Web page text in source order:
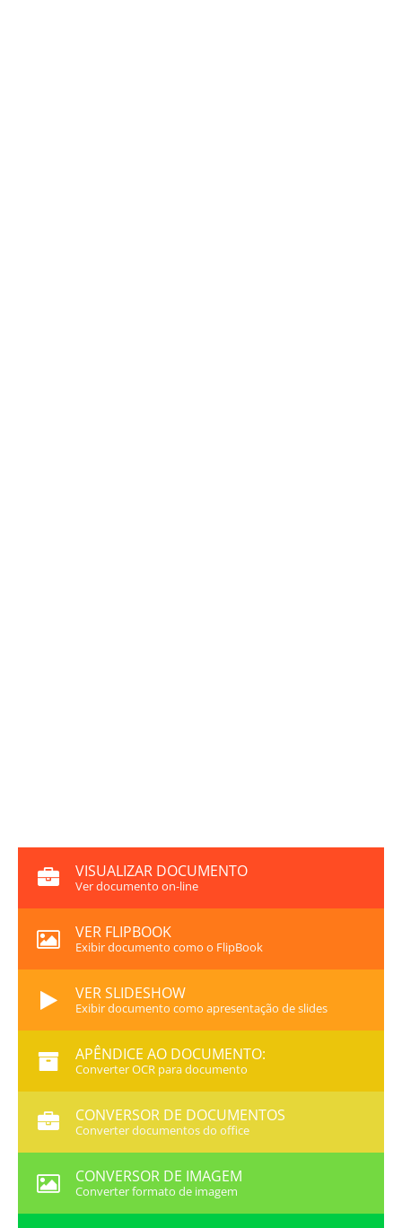
VISUALIZAR DOCUMENTO
Ver documento on-line
VER FLIPBOOK
Exibir documento como o FlipBook
VER SLIDESHOW
Exibir documento como apresentação de slides
APÊNDICE AO DOCUMENTO:
Converter OCR para documento
CONVERSOR DE DOCUMENTOS
Converter documentos do office
CONVERSOR DE IMAGEM
Converter formato de imagem